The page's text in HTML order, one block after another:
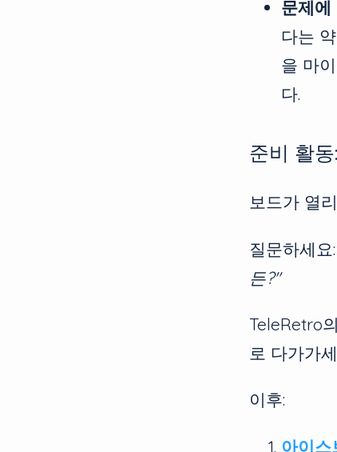
문제에
다는
을 마
다.
준비 활
보드가 열
질문하세요:
든?"
TeleRetro의
로 다가가
이후:
아이